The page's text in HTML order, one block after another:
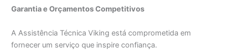
Garantia e Orçamentos Competitivos
A Assistência Técnica Viking está comprometida em
fornecer um serviço que inspire confiança.